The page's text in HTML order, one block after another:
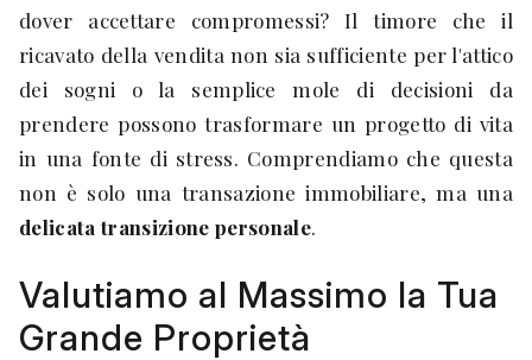
dover accettare compromessi? Il timore che il
ricavato della vendita non sia sufficiente per l'attico
dei sogni o la semplice mole di decisioni da
prendere possono trasformare un progetto di vita
in una fonte di stress. Comprendiamo che questa
non è solo una transazione immobiliare, ma una
delicata transizione personale.
Valutiamo al Massimo la Tua
Grande Proprietà